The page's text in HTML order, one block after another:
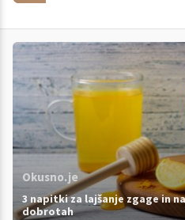
Okusno.je
3 napitki za lajšanje zgage in
dobrotah